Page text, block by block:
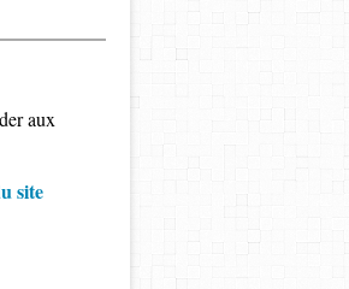
aux
site